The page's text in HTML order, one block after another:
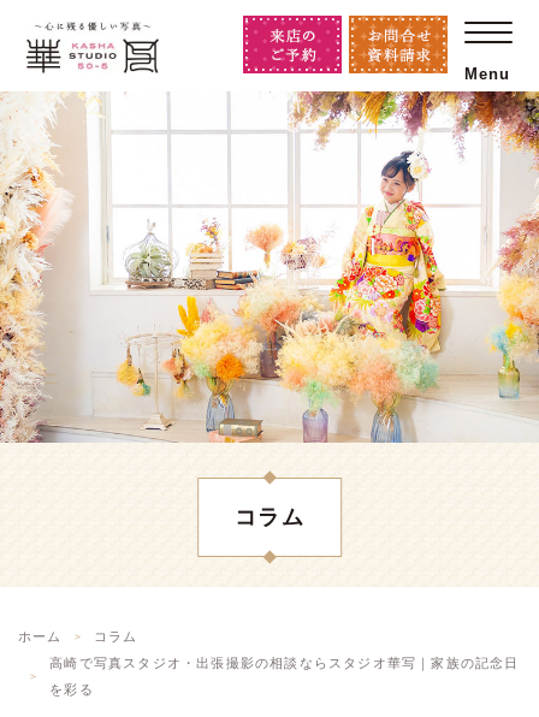
Menu
コラム
ホーム
コラム
高崎で写真スタジオ・出張撮影の相談ならスタジオ華写｜家族の記念日
を彩る